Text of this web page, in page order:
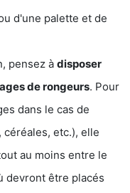
d'une palette et de
pensez à disposer
de rongeurs. Pour
dans le cas de
céréales, etc.), elle
au moins entre le
devront être placés